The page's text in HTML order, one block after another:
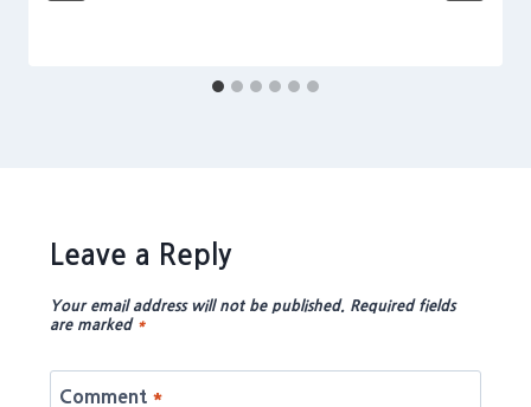
Leave a Reply
Your email address will not be published. Required fields
are marked *
Comment *